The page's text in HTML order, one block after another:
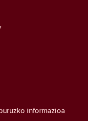
informazioa